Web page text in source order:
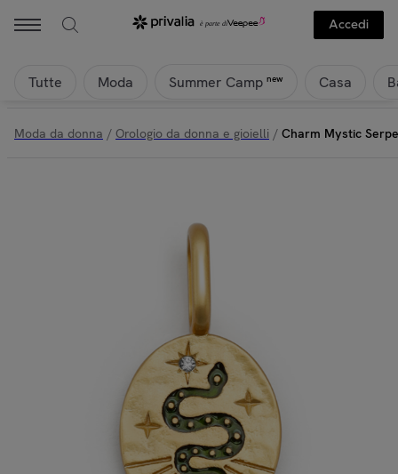
Accedi
Tutte Moda Summer Camp new Casa
Moda da donna / Orologio da donna e gioielli / Charm Mystic